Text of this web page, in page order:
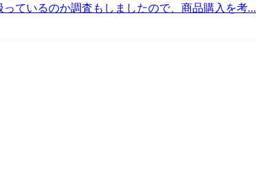
ているのか調査もしましたので、商品購入を考...